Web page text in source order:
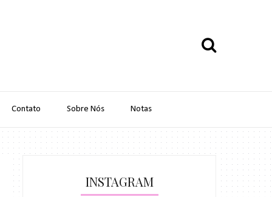
Contato Sobre Nós Notas
INSTAGRAM